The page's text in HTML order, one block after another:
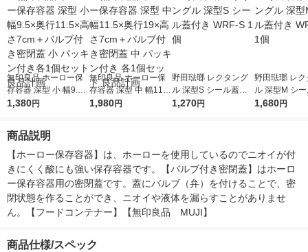
無印良品 ホーロー保
存容器 深型 小 幅9.5×
奥行11.5×高さ7cm＋
ット 良品計画
1,380円
無印良品 ホーロー保
存容器 深型 中 幅11.5
×奥行19×高さ7cm＋
1,980円
野田琺瑯 レクタング
ル 深型S シール蓋付
き WRF-S 1個
1,270円
野田琺瑯 レク
ル 深型M シ
き WRF-M 1個
1,680円
商品説明
【ホーロー保存容器】は、ホーローを使用しているのでニオイが付
きにくく酸にも強い保存容器です。【バルブ付き密閉蓋】はホーロ
ー保存容器用の密閉蓋です。蓋にバルブ（弁）を付けることで、密
閉状態を作ることができ、ニオイや液体を漏らすことがありませ
ん。【フードコンテナー】【無印良品　MUJI】
商品仕様/スペック